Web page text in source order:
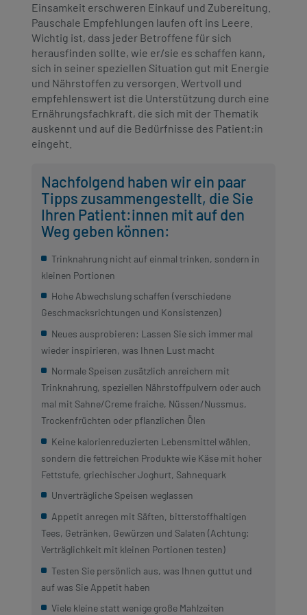
Einsamkeit erschweren Einkauf und Zubereitung.
Pauschale Empfehlungen laufen oft ins Leere.
Wichtig ist, dass jeder Betroffene für sich
herausfinden sollte, wie er/sie es schaffen kann,
sich in seiner speziellen Situation gut mit Energie
und Nährstoffen zu versorgen. Wertvoll und
empfehlenswert ist die Unterstützung durch eine
Ernährungsfachkraft, die sich mit der Thematik
auskennt und auf die Bedürfnisse des Patient:in
eingeht.
Nachfolgend haben wir ein paar
Tipps zusammengestellt, die Sie
Ihren Patient:innen mit auf den
Weg geben können:
Trinknahrung nicht auf einmal trinken, sondern in
kleinen Portionen
Hohe Abwechslung schaffen (verschiedene
Geschmacksrichtungen und Konsistenzen)
Neues ausprobieren: Lassen Sie sich immer mal
wieder inspirieren, was Ihnen Lust macht
Normale Speisen zusätzlich anreichern mit
Trinknahrung, speziellen Nährstoffpulvern oder auch
mal mit Sahne/Creme fraiche, Nüssen/Nussmus,
Trockenfrüchten oder pflanzlichen Ölen
Keine kalorienreduzierten Lebensmittel wählen,
sondern die fettreichen Produkte wie Käse mit hoher
Fettstufe, griechischer Joghurt, Sahnequark
Unverträgliche Speisen weglassen
Appetit anregen mit Säften, bitterstoffhaltigen
Tees, Getränken, Gewürzen und Salaten (Achtung:
Verträglichkeit mit kleinen Portionen testen)
Testen Sie persönlich aus, was Ihnen guttut und
auf was Sie Appetit haben
Viele kleine statt wenige große Mahlzeiten